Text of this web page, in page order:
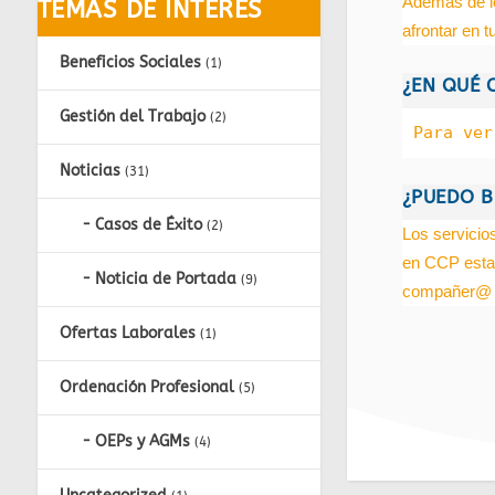
afrontar en
¿EN QUÉ
Para
¿PUEDO
Los
en CCP
TEMAS DE INTERÉS
Beneficios Sociales(1)
Gestión del Trabajo(2)
Noticias(31)
Casos de Éxito(2)
Noticia de Portada(9)
Ofertas Laborales(1)
Ordenación Profesional(5)
OEPs y AGMs(4)